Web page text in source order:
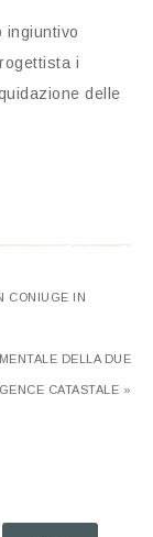
ingiuntivo
i
delle
CONIUGE IN
DELLA DUE
CATASTALE »